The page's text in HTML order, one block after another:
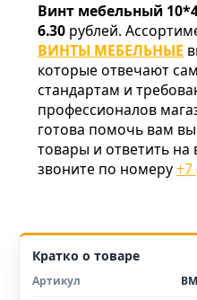
Винт мебельный
6.30 рублей.
ВИНТЫ МЕБЕЛЬНЫЕ
которые отвечают
стандартам и
профессионалов
готова помочь вам
товары и ответить
звоните по номеру+7
Кратко о товаре
Артикул